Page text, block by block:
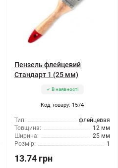
Пензель флейцевий
Стандарт 1 (25 мм)
В наявності
Код товару: 1574
Тип:
флейцевая
Товщина:
12 мм
Ширина:
25 мм
Розмір:
1
13.74 грн